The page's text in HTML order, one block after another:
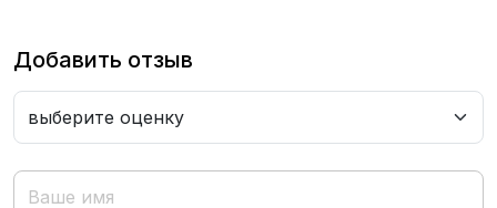
Добавить отзыв